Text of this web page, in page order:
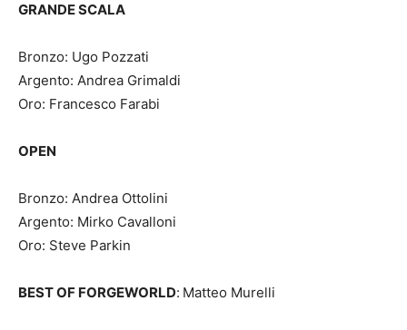
GRANDE SCALA
Bronzo: Ugo Pozzati
Argento: Andrea Grimaldi
Oro: Francesco Farabi
OPEN
Bronzo: Andrea Ottolini
Argento: Mirko Cavalloni
Oro: Steve Parkin
BEST OF FORGEWORLD: Matteo Murelli